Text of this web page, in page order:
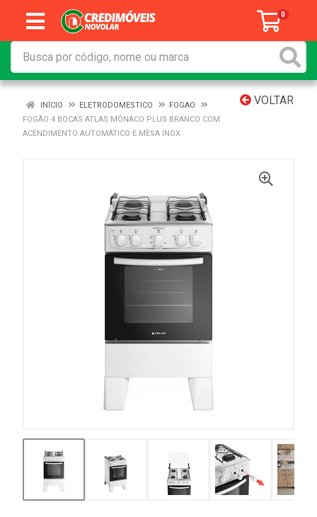
0
VOLTAR
INÍCIO ELETRODOMESTICO
FOGAO
FOGÃO 4 BOCAS ATLAS MÔNACO PLUS BRANCO COM
ACENDIMENTO AUTOMÁTICO E MESA INOX